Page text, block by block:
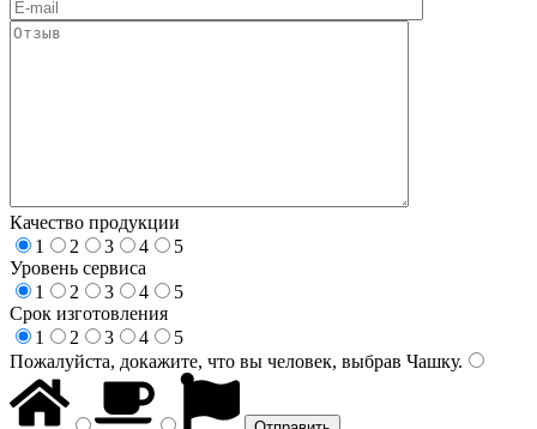
Качество продукции
1
2 3 4
5
Уровень сервиса
1
2 3 4
5
Срок изготовления
1
2 3 4
5
Пожалуйста, докажите, что вы человек, выбрав Чашку.